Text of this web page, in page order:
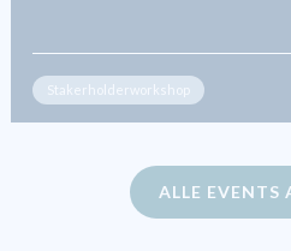
Stakerholderworkshop
ALLE EVENTS